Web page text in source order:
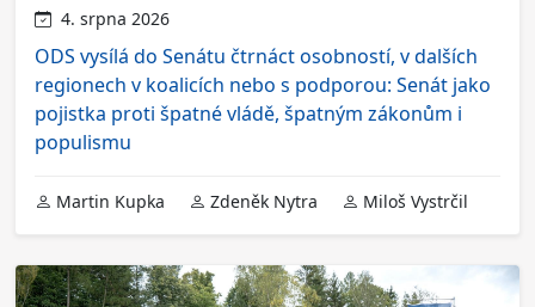
4. srpna 2026
ODS vysílá do Senátu čtrnáct osobností, v dalších
regionech v koalicích nebo s podporou: Senát jako
pojistka proti špatné vládě, špatným zákonům i
populismu
Martin Kupka Zdeněk Nytra Miloš Vystrčil